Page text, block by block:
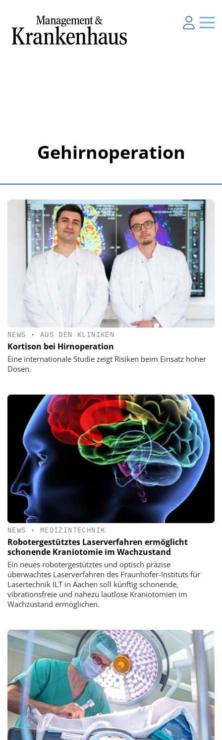
Gehirnoperation
NEWS • AUS DEN KLINIKEN
Kortison bei Hirnoperation
Eine internationale Studie zeigt Risiken beim Einsatz hoher
Dosen.
NEWS • MEDIZINTECHNIK
Robotergestütztes Laserverfahren ermöglicht
schonende Kraniotomie im Wachzustand
Ein neues robotergestütztes und optisch präzise
überwachtes Laserverfahren des Fraunhofer-Instituts für
Lasertechnik ILT in Aachen soll künftig schonende,
vibrationsfreie und nahezu lautlose Kraniotomien im
Wachzustand ermöglichen.